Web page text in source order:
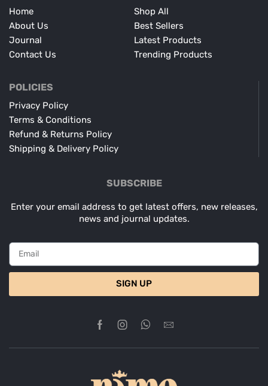
Home
About Us
Journal
Contact Us
Shop All
Best Sellers
Latest Products
Trending Products
POLICIES
Privacy Policy
Terms & Conditions
Refund & Returns Policy
Shipping & Delivery Policy
SUBSCRIBE
Enter your email address to get latest offers, new releases,
news and journal updates.
SIGN UP